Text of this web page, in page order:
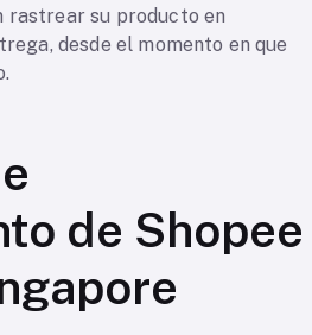
rastrear su producto en
desde el momento en que
de Shopee